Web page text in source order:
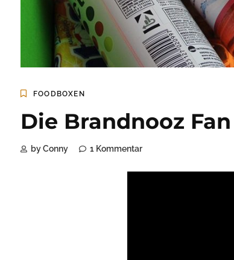
FOODBOXEN
Die Brandnooz
by Conny 1 Kommentar